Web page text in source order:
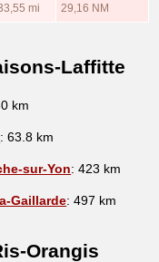
mi 29,16 NM
Laffitte
km
: 63.8 km
sur-Yon: 423 km
Gaillarde: 497 km
Orangis